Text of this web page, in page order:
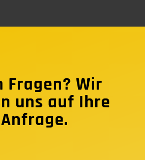
Fragen? Wir
uns auf Ihre
Anfrage.